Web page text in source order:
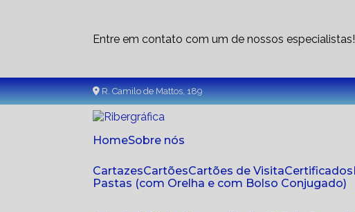
Entre em contato com um de nossos especialistas!
R. Camilo de Mattos, 189
Home Sobre nós
Cartazes
Cartões Cartões de Visita Certificados
Pastas (com Orelha e com Bolso Conjugado)